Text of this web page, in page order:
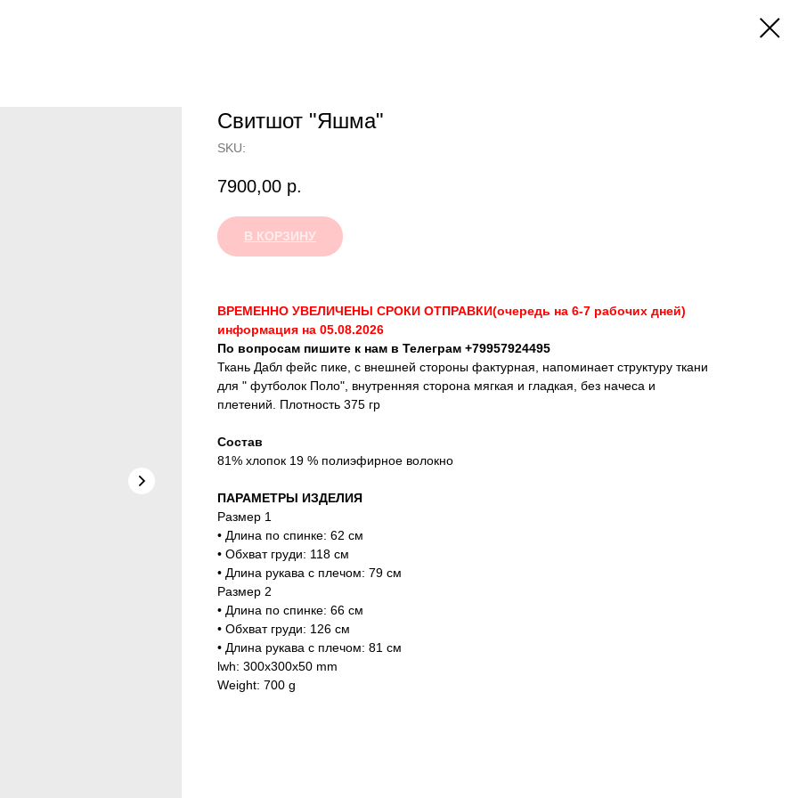
Свитшот "Яшма"
SKU:
7900,00 р.
В КОРЗИНУ
ВРЕМЕННО УВЕЛИЧЕНЫ СРОКИ ОТПРАВКИ(очередь на 6-7 рабочих дней)
информация на 05.08.2026
По вопросам пишите к нам в Телеграм +79957924495
Ткань Дабл фейс пике, с внешней стороны фактурная, напоминает структуру ткани
для " футболок Поло", внутренняя сторона мягкая и гладкая, без начеса и
плетений. Плотность 375 гр
Состав
81% хлопок 19 % полиэфирное волокно
ПАРАМЕТРЫ ИЗДЕЛИЯ
Размер 1
• Длина по спинке: 62 см
• Обхват груди: 118 см
• Длина рукава с плечом: 79 см
Размер 2
• Длина по спинке: 66 см
• Обхват груди: 126 см
• Длина рукава с плечом: 81 см
lwh: 300x300x50 mm
Weight: 700 g